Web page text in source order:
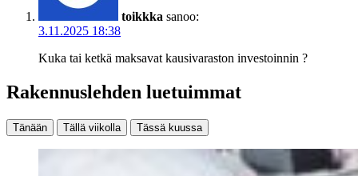
toikkka sanoo:
3.11.2025 18:38
Kuka tai ketkä maksavat kausivaraston investoinnin ?
Rakennuslehden luetuimmat
Tänään Tällä viikolla Tässä kuussa